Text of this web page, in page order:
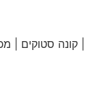
סטוקים |